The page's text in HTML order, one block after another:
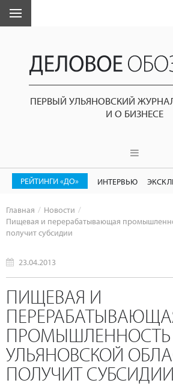
ПЕРВЫЙ УЛЬЯНОВСКИЙ
И О БИЗНЕСЕ
РЕЙТИНГИ «ДО» ИНТЕРВЬЮ
Главная
Новости
Пищевая и перерабатывающая
получит субсидии
23.04.2013
ПИЩЕВАЯ И
ПРОМЫШЛЕННОСТЬ
УЛЬЯНОВСКОЙ
ПОЛУЧИТ СУБСИДИИ